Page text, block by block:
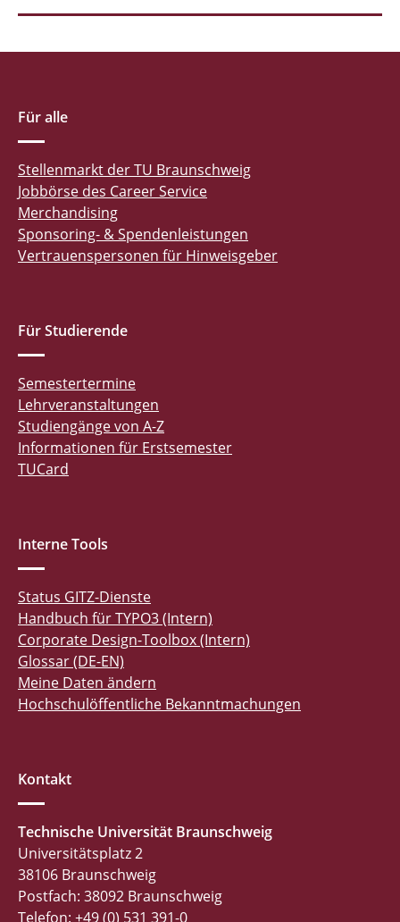
Für alle
Stellenmarkt der TU Braunschweig
Jobbörse des Career Service
Merchandising
Sponsoring- & Spendenleistungen
Vertrauenspersonen für Hinweisgeber
Für Studierende
Semestertermine
Lehrveranstaltungen
Studiengänge von A-Z
Informationen für Erstsemester
TUCard
Interne Tools
Status GITZ-Dienste
Handbuch für TYPO3 (Intern)
Corporate Design-Toolbox (Intern)
Glossar (DE-EN)
Meine Daten ändern
Hochschulöffentliche Bekanntmachungen
Kontakt
Technische Universität Braunschweig
Universitätsplatz 2
38106 Braunschweig
Postfach: 38092 Braunschweig
Telefon: +49 (0) 531 391-0